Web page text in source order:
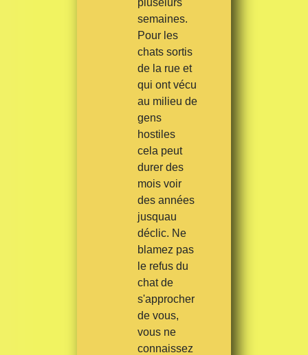
pluseiurs
semaines.
Pour les
chats sortis
de la rue et
qui ont vécu
au milieu de
gens
hostiles
cela peut
durer des
mois voir
des années
jusquau
déclic. Ne
blamez pas
le refus du
chat de
s'approcher
de vous,
vous ne
connaissez